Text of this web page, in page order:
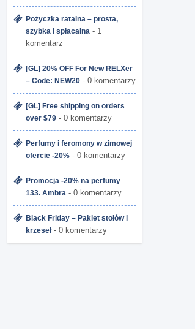
Pożyczka ratalna – prosta,
szybka i spłacalna - 1
komentarz
[GL] 20% OFF For New RELXer
– Code: NEW20 - 0 komentarzy
[GL] Free shipping on orders
over $79 - 0 komentarzy
Perfumy i feromony w zimowej
ofercie -20% - 0 komentarzy
Promocja -20% na perfumy
133. Ambra - 0 komentarzy
Black Friday – Pakiet stołów i
krzeseł- 0 komentarzy